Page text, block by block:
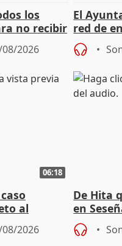
los
no recibir
2026
El
red de
06:18
al
2026
De Hita
en